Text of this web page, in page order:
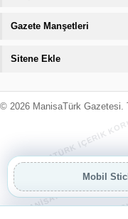
Gazete Manşetleri
Sitene Ekle
© 2026 ManisaTürk Gazetesi.
Mobil
MANİSATÜRK
MANİSATÜRK